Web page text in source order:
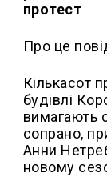
протест
Про це
Кількасот
будівлі
вимагають
сопрано,
Анни
новому